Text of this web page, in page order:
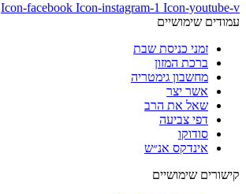
Icon-facebook Icon-instagram-1 Icon-youtube-v
עמודים שימושיים
זמני כניסת שבת
ברכת המזון
מחשבון גימטריה
אשר יצר
שאל את הרב
דפי צביעה
סודוקו
אינדקס אנ״ש
קישורים שימושיים